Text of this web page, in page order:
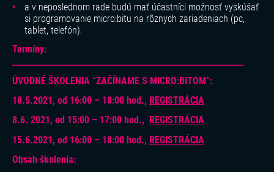
a v neposlednom rade budú mať účastníci možnosť vyskúšať
si programovanie micro:bitu na rôznych zariadeniach (pc,
tablet, telefón).
Termíny:
ÚVODNÉ ŠKOLENIA “ZAČÍNAME S MICRO:BITOM“:
18.5.2021, od 16:00 – 18:00 hod., REGISTRÁCIA
8.6. 2021, od 15:00 – 17:00 hod.,
REGISTRÁCIA
15.6.2021, od 16:00 – 18:00 hod., REGISTRÁCIA
Obsah školenia: